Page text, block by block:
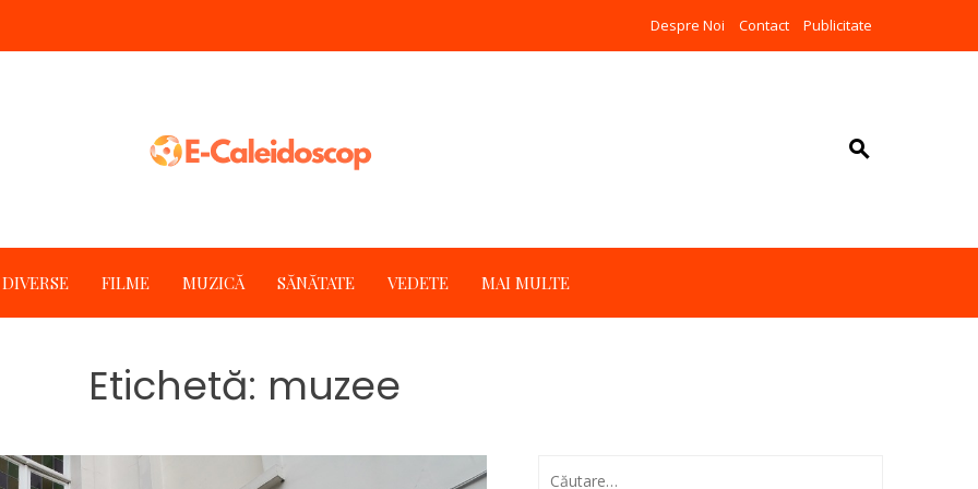
Despre Noi Contact Publicitate
DIVERSE FILME MUZICĂ SĂNĂTATE VEDETE MAI MULTE
Etichetă: muzee